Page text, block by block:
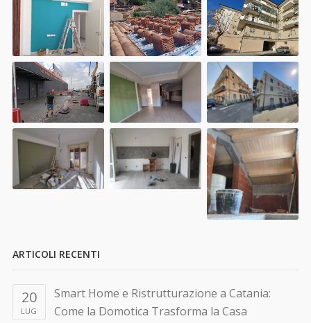
ARTICOLI RECENTI
20
LUG
Smart Home e Ristrutturazione a Catania:
Come la Domotica Trasforma la Casa